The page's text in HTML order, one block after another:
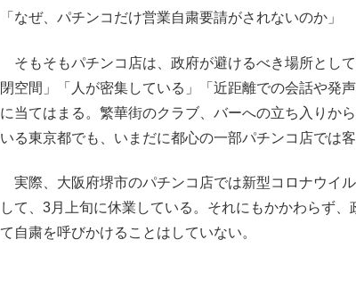
「なぜ、パチンコだけ営業自粛要請がされないのか」
そもそもパチンコ店は、政府が避けるべき場所とし
閉空間」「人が密集している」「近距離での会話や発
に当てはまる。繁華街のクラブ、バーへの立ち入りか
いる東京都でも、いまだに都心の一部パチンコ店では客
実際、大阪府堺市のパチンコ店では新型コロナウイ
して、3月上旬に休業している。それにもかかわらず、
て自粛を呼びかけることはしていない。